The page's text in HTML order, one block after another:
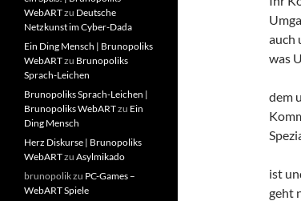
auch
was
dem
ist
geht
WebARTzu Deutsche
Netzkunst im Cyber-Dada
Ein Ding Mensch | Brunopoliks
WebARTzu Brunopoliks
Sprach-Leichen
Brunopoliks Sprach-Leichen |
Brunopoliks WebARTzu Ein
Ding Mensch
Herz Diskurse | Brunopoliks
WebARTzu Asylmikado
brunopolikzu PC-Games –
WebART Spiele